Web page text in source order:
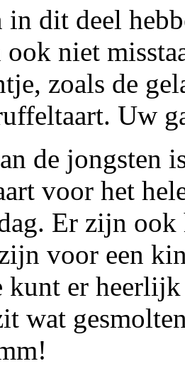
dit deel
ook niet
zoals de
Uw
de jongsten
voor het
Er zijn
voor een
kunt er
wat